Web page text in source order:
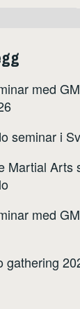
med
seminar i
Martial Arts
med
gathering